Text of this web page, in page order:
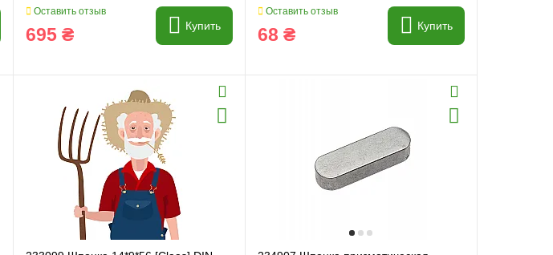
Оставить отзыв
695 ₴ Купить
Оставить отзыв
68 ₴ Купить